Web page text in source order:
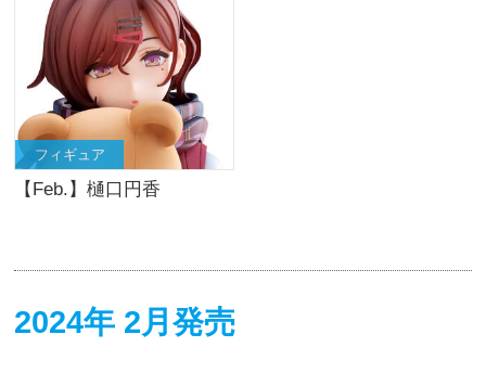
フィギュア
【Feb.】樋口円香
2024年 2月発売